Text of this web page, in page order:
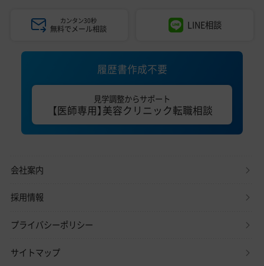
カンタン30秒
無料でメール相談 LINE相談
履歴書作成不要
見学調整からサポート
【医師専用】美容クリニック転職相談
会社案内
採用情報
プライバシーポリシー
サイトマップ